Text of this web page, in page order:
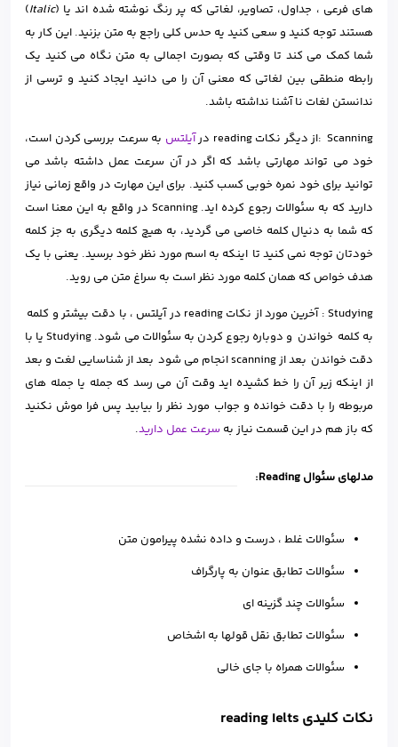
های فرعی ، جداول، تصاویر، لغاتی که پر رنگ نوشته شده اند یا (Italic
)
هستند توجه کنید و سعی کنید یه حدس کلی راجع به متن بزنید. این کار به
شما کمک می کند تا وقتی که بصورت اجمالی به متن نگاه می کنید یک
رابطه منطقی بین لغاتی که معنی آن را می دانید ایجاد کنید و ترسی از
ندانستن لغات نا آشنا نداشته باشد.
Scanning :از دیگر نکات reading در آیلتس به سرعت بررسی کردن است،
خود می تواند مهارتی باشد که اگر در آن سرعت عمل داشته باشد می
توانید برای خود نمره خوبی کسب کنید. برای این مهارت در واقع زمانی نیاز
دارید که به سئوالات رجوع کرده اید. Scanning در واقع به این معنا است
که شما به دنیال کلمه خاصی می گردید، به هیچ کلمه دیگری به جز کلمه
خودتان توجه نمی کنید تا اینکه به اسم مورد نظر خود برسید. یعنی با یک
هدف خواص که همان کلمه مورد نظر است به سراغ متن می روید.
Studying : آخرین مورد از نکات reading در آیلتس ، با دقت بیشتر و کلمه
به کلمه خواندن و دوباره رجوع کردن به سئوالات می شود. Studying یا با
دقت خواندن بعد از scanning انجام می شود بعد از شناسایی لغت و بعد
از اینکه زیر آن را خط کشیده اید وقت آن می رسد که جمله یا جمله های
مربوطه را با دقت خوانده و جواب مورد نظر را بیابید پس فرا موش نکنید
که باز هم در این قسمت نیاز به سرعت عمل دارید.
مدلهای سئوال Reading:
سئوالات غلط ، درست و داده نشده پیرامون متن
سئوالات تطابق عنوان به پارگراف
سئوالات چند گزینه ای
سئوالات تطابق نقل قولها به اشخاص
سئوالات همراه با جای خالی
نکات کلیدی reading Ielts